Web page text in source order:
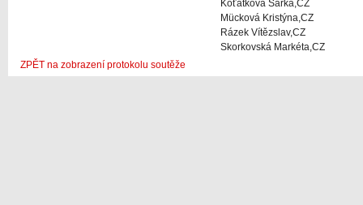
Koťátková Šárka,CZ
Mücková Kristýna,CZ
Rázek Vítězslav,CZ
Skorkovská Markéta,CZ
ZPĚT na zobrazení protokolu soutěže